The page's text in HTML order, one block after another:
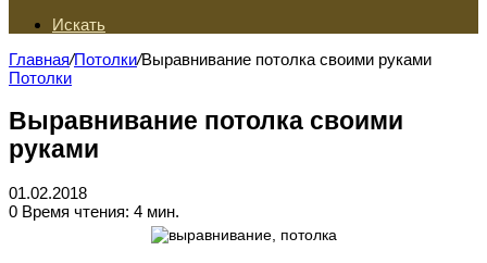
Искать
Главная/Потолки/Выравнивание потолка своими руками
Потолки
Выравнивание потолка своими
руками
01.02.2018
0 Время чтения: 4 мин.